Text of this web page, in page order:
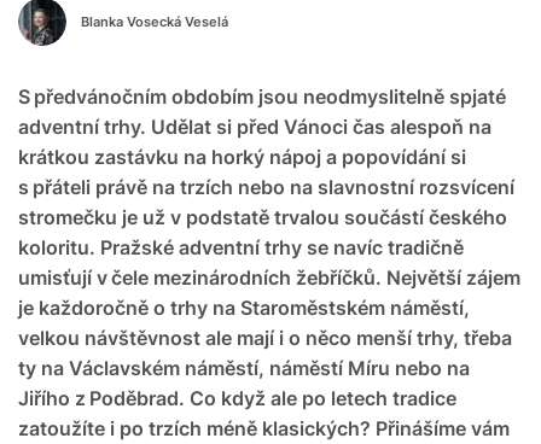
Blanka Vosecká Veselá
S předvánočním obdobím jsou neodmyslitelně spjaté
adventní trhy. Udělat si před Vánoci čas alespoň na
krátkou zastávku na horký nápoj a popovídání si
s přáteli právě na trzích nebo na slavnostní rozsvícení
stromečku je už v podstatě trvalou součástí českého
koloritu. Pražské adventní trhy se navíc tradičně
umisťují v čele mezinárodních žebříčků. Největší zájem
je každoročně o trhy na Staroměstském náměstí,
velkou návštěvnost ale mají i o něco menší trhy, třeba
ty na Václavském náměstí, náměstí Míru nebo na
Jiřího z Poděbrad. Co když ale po letech tradice
zatoužíte i po trzích méně klasických? Přinášíme vám